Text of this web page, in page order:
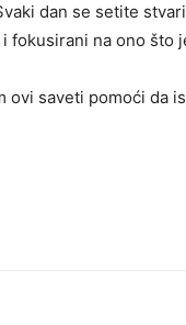
dan se setite
fokusirani na ono što
ovi saveti pomoći